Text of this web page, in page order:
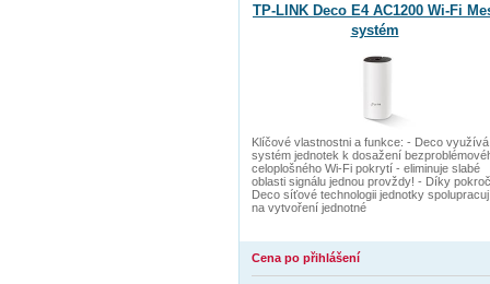
TP-LINK Deco E4 AC1200 Wi-Fi
systém
Klíčové vlastnostni a funkce: - Deco využívá
systém jednotek k dosažení
celoplošného Wi-Fi pokrytí - eliminuje slabé
oblasti signálu jednou provždy! - Díky
Deco síťové technologii jednotky
na vytvoření jednotné
Cena po přihlášení